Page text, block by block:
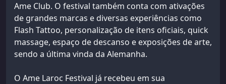
Ame Club. O festival também conta com ativações
de grandes marcas e diversas experiências como
Flash Tattoo, personalização de itens oficiais, quick
massage, espaço de descanso e exposições de arte,
sendo a última vinda da Alemanha.
O Ame Laroc Festival já recebeu em sua